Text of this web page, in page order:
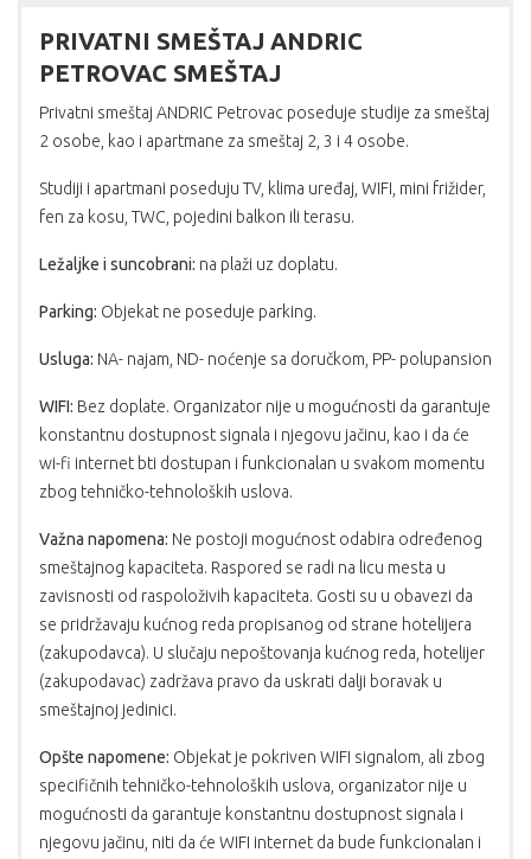
PRIVATNI SMEŠTAJ ANDRIC
PETROVAC SMEŠTAJ
Privatni smeštaj ANDRIC Petrovac poseduje studije za smeštaj
2 osobe, kao i apartmane za smeštaj 2, 3 i 4 osobe.
Studiji i apartmani poseduju TV, klima uređaj, WIFI, mini frižider,
fen za kosu, TWC, pojedini balkon ili terasu.
Ležaljke i suncobrani: na plaži uz doplatu.
Parking: Objekat ne poseduje parking.
Usluga: NA- najam, ND- noćenje sa doručkom, PP- polupansion
WIFI: Bez doplate. Organizator nije u mogućnosti da garantuje
konstantnu dostupnost signala i njegovu jačinu, kao i da će
wi-fi internet bti dostupan i funkcionalan u svakom momentu
zbog tehničko-tehnoloških uslova.
Važna napomena: Ne postoji mogućnost odabira određenog
smeštajnog kapaciteta. Raspored se radi na licu mesta u
zavisnosti od raspoloživih kapaciteta. Gosti su u obavezi da
se pridržavaju kućnog reda propisanog od strane hotelijera
(zakupodavca). U slučaju nepoštovanja kućnog reda, hotelijer
(zakupodavac) zadržava pravo da uskrati dalji boravak u
smeštajnoj jedinici.
Opšte napomene: Objekat je pokriven WIFI signalom, ali zbog
specifičnih tehničko-tehnoloških uslova, organizator nije u
mogućnosti da garantuje konstantnu dostupnost signala i
njegovu jačinu, niti da će WIFI internet da bude funkcionalan i